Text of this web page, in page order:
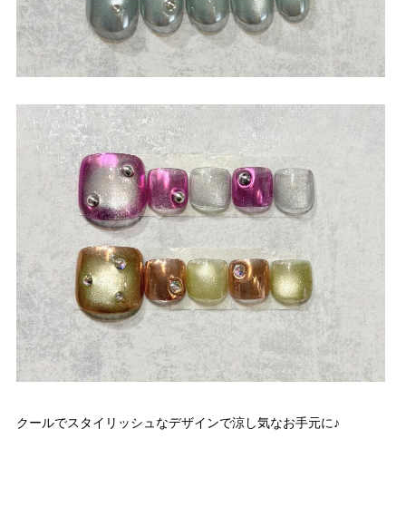
クールでスタイリッシュなデザインで涼し気なお手元に♪